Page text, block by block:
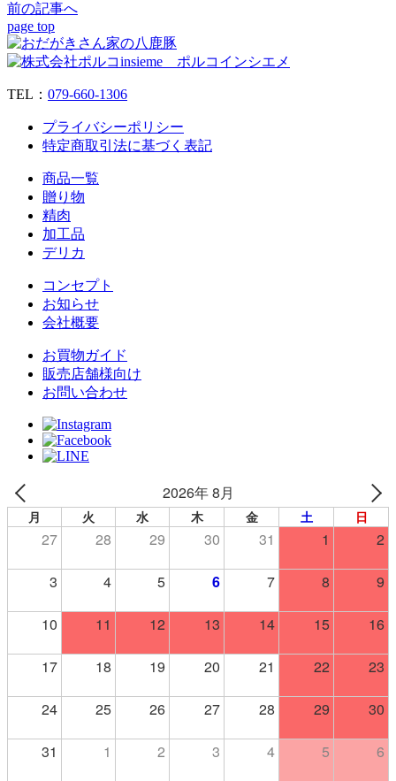
前の記事へ
page top
TEL： 079‐660‐1306
プライバシーポリシー
特定商取引法に基づく表記
商品一覧
贈り物
精肉
加工品
デリカ
コンセプト
お知らせ
会社概要
お買物ガイド
販売店舗様向け
お問い合わせ
2026年 8月
月 火 水 木 金 土 日
27 28 29 30 31 1 2
3 4 5 6 7 8 9
10 11 12 13 14 15 16
17 18 19 20 21 22 23
24 25 26 27 28 29 30
31 1 2 3 4 5 6